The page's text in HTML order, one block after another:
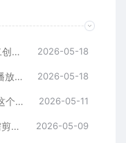
【夯爆了】在头条做《家长里短》二创小故事，这个月收益2w+ 2026-05-18
AI“暴躁老道”赛道，5条作品揽百万播放！（附变现全攻略） 2026-05-18
2026年AI一键生成，动漫转真人，这个月靠这个AI赚了2W+ 2026-05-11
最新AI一键生成影视解说视频，无需剪辑3分钟1条，条条爆款，多平台变现日入2000+ 2026-05-09